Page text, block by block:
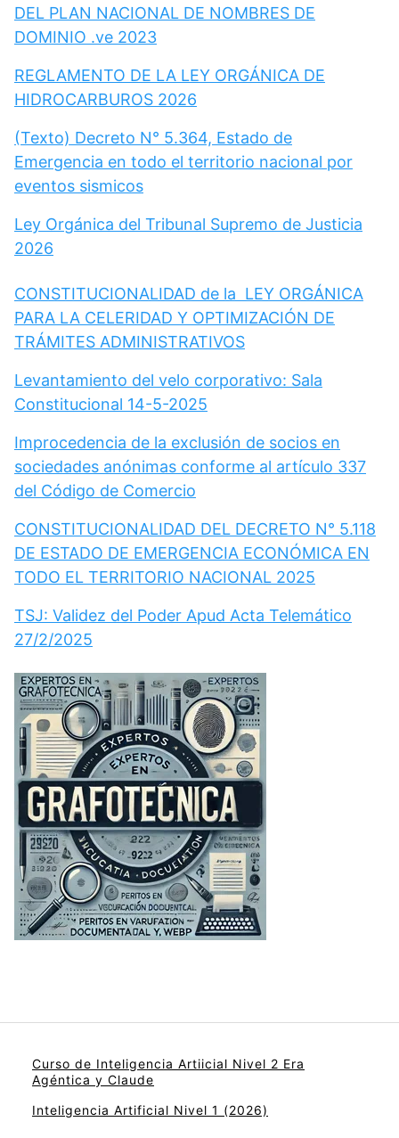
DEL PLAN NACIONAL DE NOMBRES DE
DOMINIO .ve 2023
REGLAMENTO DE LA LEY ORGÁNICA DE
HIDROCARBUROS 2026
(Texto) Decreto N° 5.364, Estado de
Emergencia en todo el territorio nacional por
eventos sismicos
Ley Orgánica del Tribunal Supremo de Justicia
2026
CONSTITUCIONALIDAD de la LEY ORGÁNICA
PARA LA CELERIDAD Y OPTIMIZACIÓN DE
TRÁMITES ADMINISTRATIVOS
Levantamiento del velo corporativo: Sala
Constitucional 14-5-2025
Improcedencia de la exclusión de socios en
sociedades anónimas conforme al artículo 337
del Código de Comercio
CONSTITUCIONALIDAD DEL DECRETO N° 5.118
DE ESTADO DE EMERGENCIA ECONÓMICA EN
TODO EL TERRITORIO NACIONAL 2025
TSJ: Validez del Poder Apud Acta Telemático
27/2/2025
Curso de Inteligencia Artiicial Nivel 2 Era
Agéntica y Claude
Inteligencia Artificial Nivel 1 (2026)